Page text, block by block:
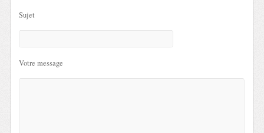
Sujet
Votre message